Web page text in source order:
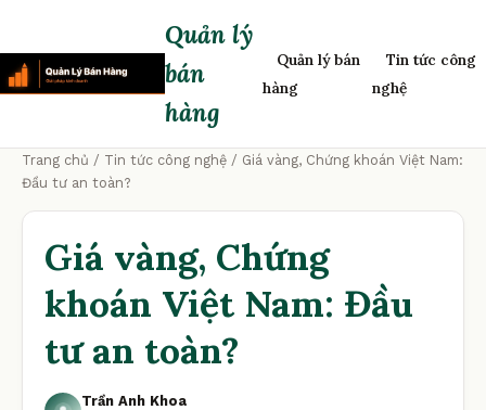
Quản lý
bán
hàng
Quản lý bán
hàng
Tin tức công
nghệ
Trang chủ / Tin tức công nghệ / Giá vàng, Chứng khoán Việt Nam:
Đầu tư an toàn?
Giá vàng, Chứng
khoán Việt Nam: Đầu
tư an toàn?
Trần Anh Khoa